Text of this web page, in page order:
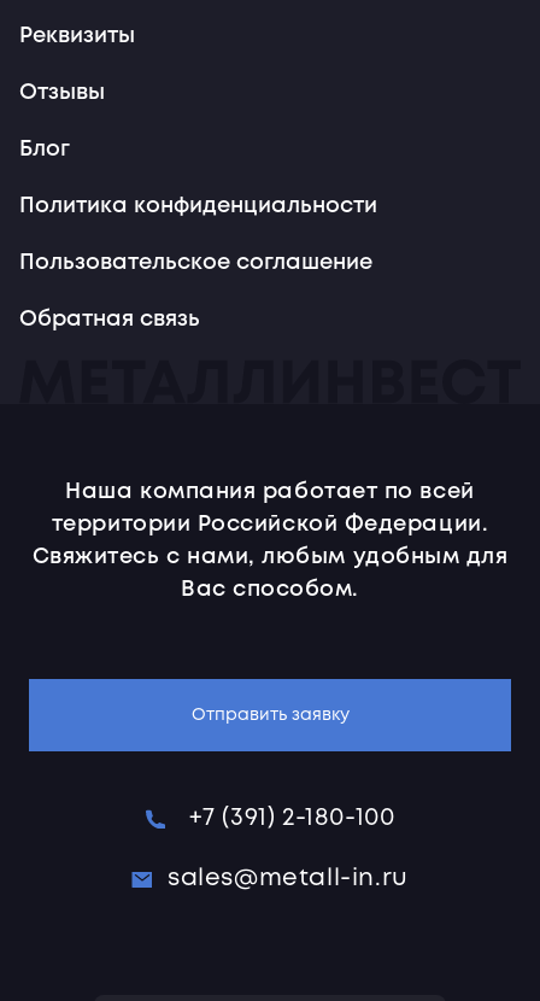
Реквизиты
Отзывы
Блог
Политика конфиденциальности
Пользовательское соглашение
Обратная связь
Наша компания работает по всей
территории Российской Федерации.
Свяжитесь с нами, любым удобным для
Вас способом.
Отправить заявку
+7 (391) 2-180-100
sales@metall-in.ru